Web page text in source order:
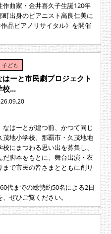
作曲家・金井喜久子生誕120年
町出身のピアニスト高良仁美に
品ピアノリサイタル》を開催
子ども
ーと市民劇プロジェクト
校...
なはーとが建つ前、かつて同じ
茂地小学校。那覇市・久茂地地
にまつわる思い出を募集し、
だ脚本をもとに、舞台出演・衣
まで市民の皆さまとともに創り
代までの総勢約50名による2日
ぜひご覧ください。